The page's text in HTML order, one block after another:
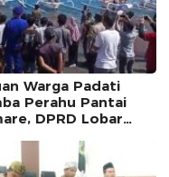
Warga Padati
Perahu Pantai
DPRD Lobar
dan Festival
NTB